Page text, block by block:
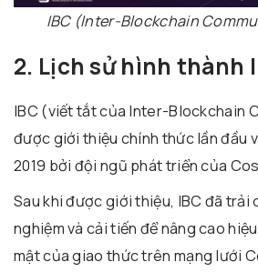
IBC (Inter-Blockchain
2. Lịch sử hình thành
IBC (viết tắt của Inter-Blockchain
được giới thiệu chính thức lần đầu
2019 bởi đội ngũ phát triển của
Sau khi được giới thiệu, IBC đã trải
nghiệm và cải tiến để nâng cao
mật của giao thức trên mạng lưới